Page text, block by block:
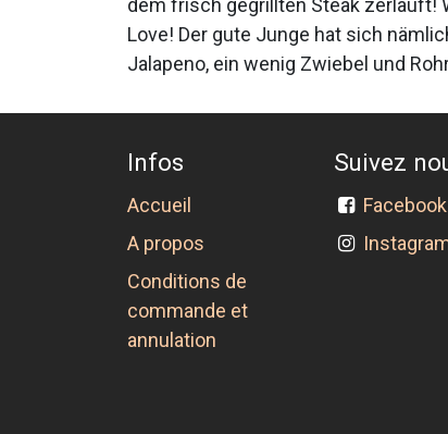
dem frisch gegrillten Steak zerläuft!
Love! Der gute Junge hat sich
Jalapeno, ein wenig Zwiebel und
Infos
Accueil
A propos
Conditions de
commande et
annulation
Suivez
Facebook